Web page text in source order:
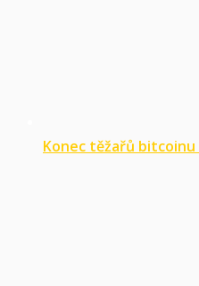
Konec těžařů bitcoinu